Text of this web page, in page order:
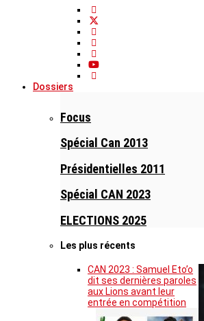
Dossiers
Focus
Spécial Can 2013
Présidentielles 2011
Spécial CAN 2023
ELECTIONS 2025
Les plus récents
CAN 2023 : Samuel Eto’o
dit ses dernières paroles
aux Lions avant leur
entrée en compétition